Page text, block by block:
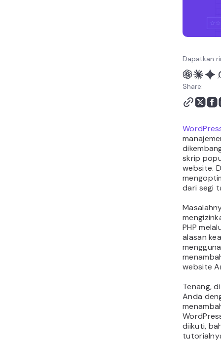
Dapatkan
Share:
skrip
website.
dari segi
PHP
alasan
website
Tenang,
Anda
diikuti,